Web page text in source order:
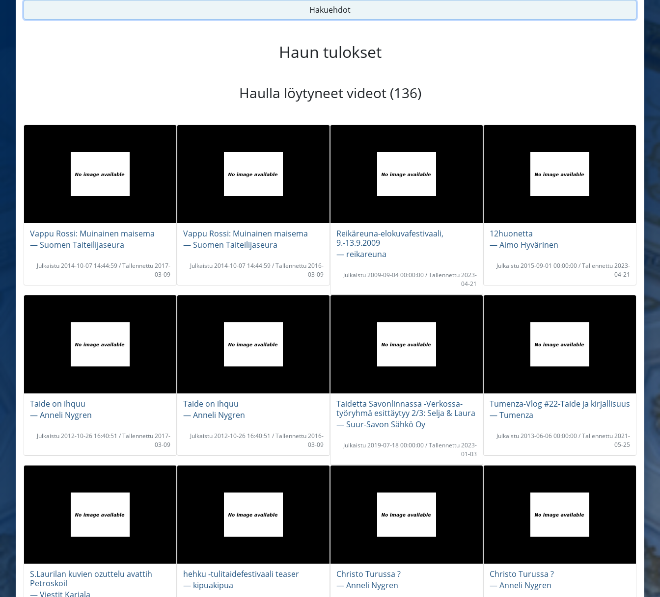
Hakuehdot
Haun tulokset
Haulla löytyneet videot (136)
Vappu Rossi: Muinainen maisema
― Suomen Taiteilijaseura
Julkaistu 2014-10-07 14:44:59 / Tallennettu 2017-
03-09
Vappu Rossi: Muinainen maisema
― Suomen Taiteilijaseura
Julkaistu 2014-10-07 14:44:59 / Tallennettu 2016-
03-09
Reikäreuna-elokuvafestivaali,
9.-13.9.2009
― reikareuna
Julkaistu 2009-09-04 00:00:00 / Tallennettu 2023-
04-21
12huonetta
― Aimo Hyvärinen
Julkaistu 2015-09-01 00:00:00 / Tallennettu 2023-
04-21
Taide on ihquu
― Anneli Nygren
Julkaistu 2012-10-26 16:40:51 / Tallennettu 2017-
03-09
Taide on ihquu
― Anneli Nygren
Julkaistu 2012-10-26 16:40:51 / Tallennettu 2016-
03-09
Taidetta Savonlinnassa -Verkossa-
työryhmä esittäytyy 2/3: Selja & Laura
― Suur-Savon Sähkö Oy
Julkaistu 2019-07-18 00:00:00 / Tallennettu 2023-
01-03
Tumenza-Vlog #22-Taide ja kirjallisuus
― Tumenza
Julkaistu 2013-06-06 00:00:00 / Tallennettu 2021-
05-25
S.Laurilan kuvien ozuttelu avattih
Petroskoil
― Viestit Karjala
hehku -tulitaidefestivaali teaser
― kipuakipua
Christo Turussa ?
― Anneli Nygren
Christo Turussa ?
― Anneli Nygren